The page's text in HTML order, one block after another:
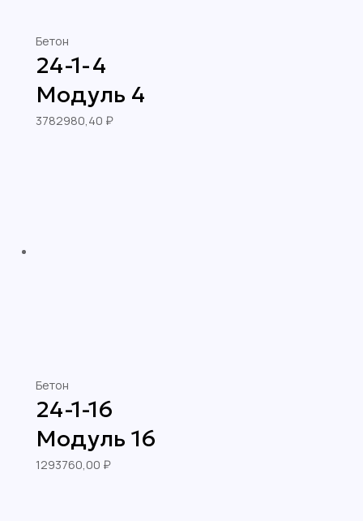
Бетон
24-1-4
Модуль 4
3782980,40 ₽
Бетон
24-1-16
Модуль 16
1293760,00 ₽